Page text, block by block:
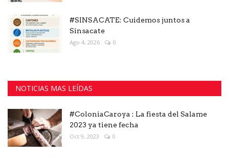
#SINSACATE: Cuidemos juntos a
Sinsacate
Ago 4, 2026 0
NOTICIAS MAS LEÍDAS
#ColoniaCaroya : La fiesta del Salame
2023 ya tiene fecha
Oct 9, 2023 0